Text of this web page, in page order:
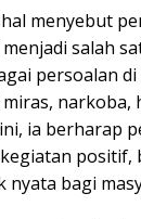
menyebut
salah
persoalan
narkoba,
ia berharap
positif,
nyata bagi